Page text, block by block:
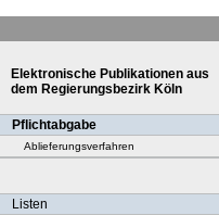
Elektronische Publikationen aus
dem Regierungsbezirk Köln
Pflichtabgabe
Ablieferungsverfahren
Listen